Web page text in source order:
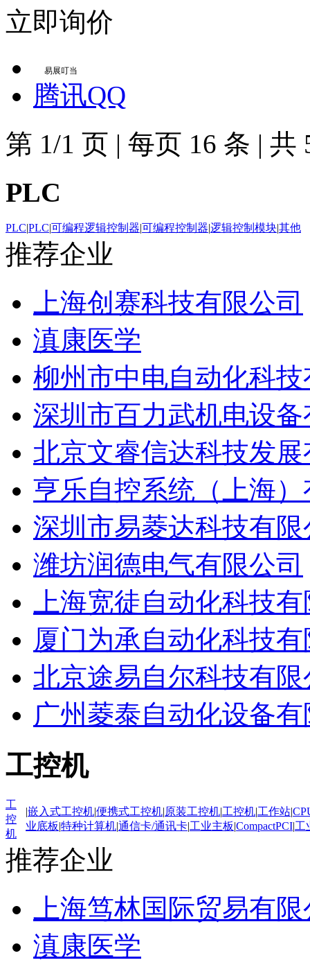
立即询价
易展叮当
腾讯QQ
第 1/1 页 | 每页 16 条 | 共
PLC
PLC|PLC|可编程逻辑控制器|可编程控制器|逻辑控制模块|其他
推荐企业
上海创赛科技有限公司
滇康医学
柳州市中电自动化科
深圳市百力武机电设
北京文睿信达科技发
亨乐自控系统（上海
深圳市易菱达科技有限
潍坊润德电气有限公司
上海宽徒自动化科技
厦门为承自动化科技
北京途易自尔科技有限
广州菱泰自动化设备
工控机
工
控
机
|嵌入式工控机|便携式工控机|原装工控机|工控机|工作站|
业底板|特种计算机|通信卡/通讯卡|工业主板|CompactPCI|工
推荐企业
上海笃林国际贸易有
滇康医学